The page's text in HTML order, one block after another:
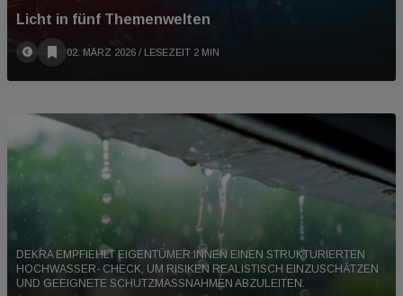
Licht in fünf Themenwelten
02. MÄRZ 2026 / LESEZEIT 2 MIN
DEKRA EMPFIEHLT EIGENTÜMER:INNEN EINEN STRUKTURIERTEN
HOCHWASSER- CHECK, UM RISIKEN REALISTISCH EINZUSCHÄTZEN
UND GEEIGNETE SCHUTZMASSNAHMEN ABZULEITEN.